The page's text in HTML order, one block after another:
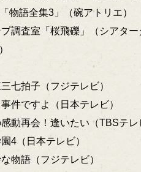
物語全集3」（碗アトリエ）
調査室「桜飛礫」（シアタ
七拍子（フジテレビ）
件ですよ（日本テレビ）
動再会！逢いたい（TBSテレ
4（日本テレビ）
物語（フジテレビ）